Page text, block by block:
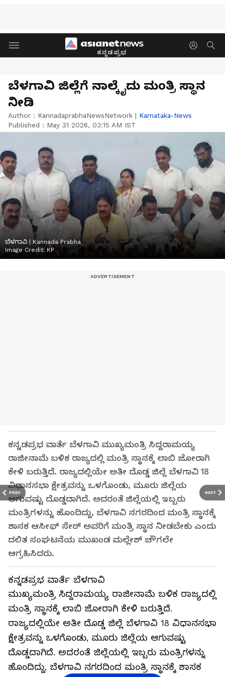
ಕನ್ನಡಪ್ರಭ
PREV NEXT
ಬೆಳಗಾವಿ ಜಿಲ್ಲೆಗೆ ನಾಲ್ಕೈದು ಮಂತ್ರಿ ಸ್ಥಾನ
ನೀಡಿ
Author : KannadaprabhaNewsNetwork | Karnataka-News
Published : May 31 2026, 03:15 AM IST
ಬೆಳಗಾವಿ | Kannada Prabha
Image Credit: KP
ಕನ್ನಡಪ್ರಭ ವಾರ್ತೆ ಬೆಳಗಾವಿ ಮುಖ್ಯಮಂತ್ರಿ ಸಿದ್ದರಾಮಯ್ಯ
ರಾಜೀನಾಮೆ ಬಳಿಕ ರಾಜ್ಯದಲ್ಲಿ ಮಂತ್ರಿ ಸ್ಥಾನಕ್ಕೆ ಲಾಬಿ ಜೋರಾಗಿ
ಕೇಳಿ ಬರುತ್ತಿದೆ. ರಾಜ್ಯದಲ್ಲಿಯೇ ಅತೀ ದೊಡ್ಡ ಜಿಲ್ಲೆ ಬೆಳಗಾವಿ 18
ವಿಧಾನಸಭಾ ಕ್ಷೇತ್ರವನ್ನು ಒಳಗೊಂಡು, ಮೂರು ಜಿಲ್ಲೆಯ
ಆಗುವಷ್ಟು ದೊಡ್ಡದಾಗಿದೆ. ಅದರಂತೆ ಜಿಲ್ಲೆಯಲ್ಲಿ ಇಬ್ಬರು
ಮಂತ್ರಿಗಳನ್ನು ಹೊಂದಿದ್ದು, ಬೆಳಗಾವಿ ನಗರದಿಂದ ಮಂತ್ರಿ ಸ್ಥಾನಕ್ಕೆ
ಶಾಸಕ ಆಸೀಫ್ ಸೇಠ್ ಅವರಿಗೆ ಮಂತ್ರಿ ಸ್ಥಾನ ನೀಡಬೇಕು ಎಂದು
ದಲಿತ ಸಂಘಟನೆಯ ಮುಖಂಡ ಮಲ್ಲೇಶ್ ಚೌಗಲೇ
ಆಗ್ರಹಿಸಿದರು.
ಕನ್ನಡಪ್ರಭ ವಾರ್ತೆ ಬೆಳಗಾವಿ
ಮುಖ್ಯಮಂತ್ರಿ ಸಿದ್ದರಾಮಯ್ಯ ರಾಜೀನಾಮೆ ಬಳಿಕ ರಾಜ್ಯದಲ್ಲಿ
ಮಂತ್ರಿ ಸ್ಥಾನಕ್ಕೆ ಲಾಬಿ ಜೋರಾಗಿ ಕೇಳಿ ಬರುತ್ತಿದೆ.
ರಾಜ್ಯದಲ್ಲಿಯೇ ಅತೀ ದೊಡ್ಡ ಜಿಲ್ಲೆ ಬೆಳಗಾವಿ 18 ವಿಧಾನಸಭಾ
ಕ್ಷೇತ್ರವನ್ನು ಒಳಗೊಂಡು, ಮೂರು ಜಿಲ್ಲೆಯ ಆಗುವಷ್ಟು
ದೊಡ್ಡದಾಗಿದೆ. ಅದರಂತೆ ಜಿಲ್ಲೆಯಲ್ಲಿ ಇಬ್ಬರು ಮಂತ್ರಿಗಳನ್ನು
ಹೊಂದಿದ್ದು, ಬೆಳಗಾವಿ ನಗರದಿಂದ ಮಂತ್ರಿ ಸ್ಥಾನಕ್ಕೆ ಶಾಸಕ